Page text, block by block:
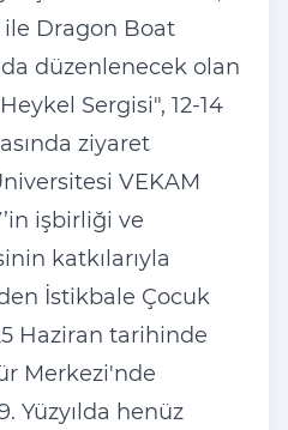
ile Dragon Boat
düzenlenecek olan
Sergisi", 12-14
ziyaret
VEKAM
işbirliği ve
katkılarıyla
İstikbale Çocuk
Haziran tarihinde
Merkezi'nde
Yüzyılda henüz